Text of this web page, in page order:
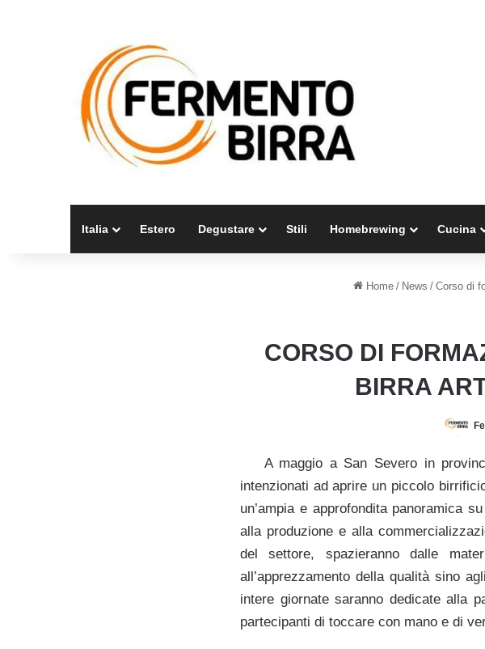
Italia Estero Degustare Stili Homebrewing Cucina
Home / News / Corso di
CORSO DI
BIRRA
A maggio a San Severo in
intenzionati ad aprire un piccolo
un’ampia e approfondita panoramica
alla produzione e alla
del settore, spazieranno dalle
all’apprezzamento della qualità sino
intere giornate saranno dedicate alla
partecipanti di toccare con mano e di